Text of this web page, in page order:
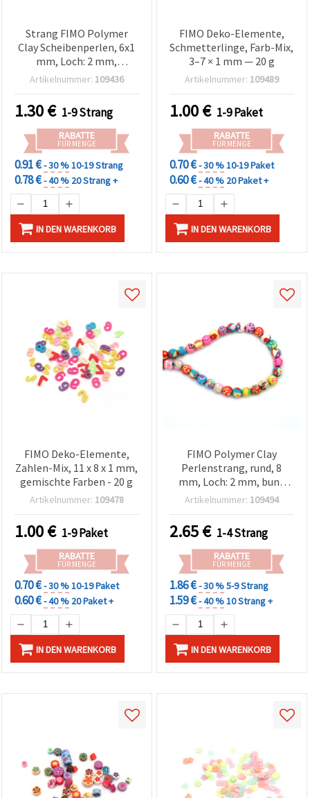
Strang FIMO Polymer
Clay Scheibenperlen, 6x1
mm, Loch: 2 mm,
Olivgrün, ca. 320 Stück, für
Artikelnummer: 109436
1.30€ 1-9 Strang
RABATTE
FÜR MENGE
0.91 €- 30 %10-19 Strang
0.78 €- 40 % 20 Strang +
IN DEN WARENKORB
FIMO Deko-Elemente,
Schmetterlinge, Farb-Mix,
3–7 × 1 mm — 20 g
Artikelnummer: 109489
1.00€ 1-9 Paket
RABATTE
FÜR MENGE
0.70 €- 30 %10-19 Paket
0.60 €- 40 % 20 Paket +
IN DEN WARENKORB
FIMO Deko-Elemente,
Zahlen-Mix, 11 x 8 x 1 mm,
gemischte Farben - 20 g
Artikelnummer: 109478
1.00€ 1-9 Paket
RABATTE
FÜR MENGE
0.70 €- 30 %10-19 Paket
0.60 €- 40 % 20 Paket +
IN DEN WARENKORB
FIMO Polymer Clay
Perlenstrang, rund, 8
mm, Loch: 2 mm, bunt
gemustert, sortiert – 50
Artikelnummer: 109494
2.65€ 1-4 Strang
RABATTE
FÜR MENGE
1.86 €- 30 %5-9 Strang
1.59 €- 40 %10 Strang +
IN DEN WARENKORB